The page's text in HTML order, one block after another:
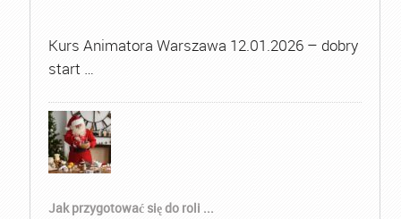
Kurs Animatora Warszawa 12.01.2026 – dobry
start …
Jak przygotować się do roli ...